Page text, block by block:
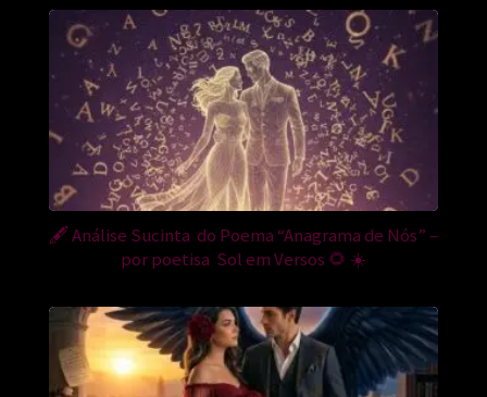
🖋️ Análise Sucinta do Poema “Anagrama de Nós” –
por poetisa Sol em Versos 🌻 ☀️